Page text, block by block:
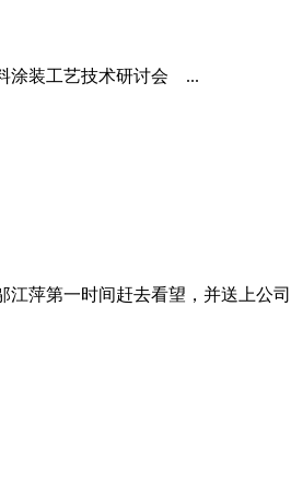
涂装工艺技术研讨会 ...
萍第一时间赶去看望，并送上公